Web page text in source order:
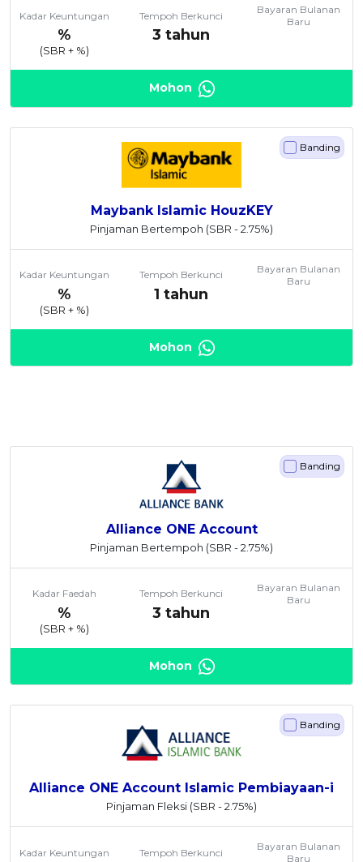
Kadar Keuntungan
%
(SBR + %)
Tempoh Berkunci
3 tahun
Bayaran Bulanan
Baru
Mohon
Maybank Islamic HouzKEY
Pinjaman Bertempoh (SBR - 2.75%)
Kadar Keuntungan
%
(SBR + %)
Tempoh Berkunci
1 tahun
Bayaran Bulanan
Baru
Banding
Mohon
Alliance ONE Account
Pinjaman Bertempoh (SBR - 2.75%)
Kadar Faedah
%
(SBR + %)
Tempoh Berkunci
3 tahun
Bayaran Bulanan
Baru
Banding
Mohon
Alliance ONE Account Islamic Pembiayaan-i
Pinjaman Fleksi (SBR - 2.75%)
Kadar Keuntungan Tempoh Berkunci
Bayaran Bulanan
Baru
Banding